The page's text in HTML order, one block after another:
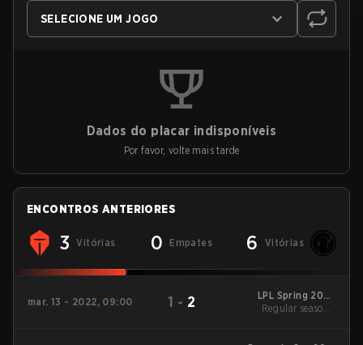
SELECIONE UM JOGO
Dados do placar indisponíveis
Por favor, volte mais tarde
ENCONTROS ANTERIORES
3 Vitórias 0 Empates 6 Vitórias
mar. 13 - 2022, 09:00 1 - 2
LPL Spring 2022
Regular season
Regular season -